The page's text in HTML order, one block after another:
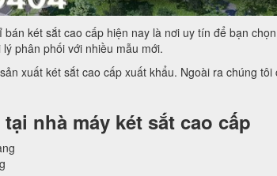
két sắt cao cấp hiện nay là nơi uy tín để bạn
phân phối với nhiều mẫu mới.
xuất két sắt cao cấp xuất khẩu. Ngoài ra chúng
nhà máy két sắt cao cấp